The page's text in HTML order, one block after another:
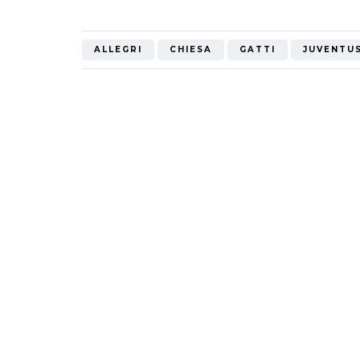
ALLEGRI CHIESA GATTI JUVENTUS
5 Ottobre 2022